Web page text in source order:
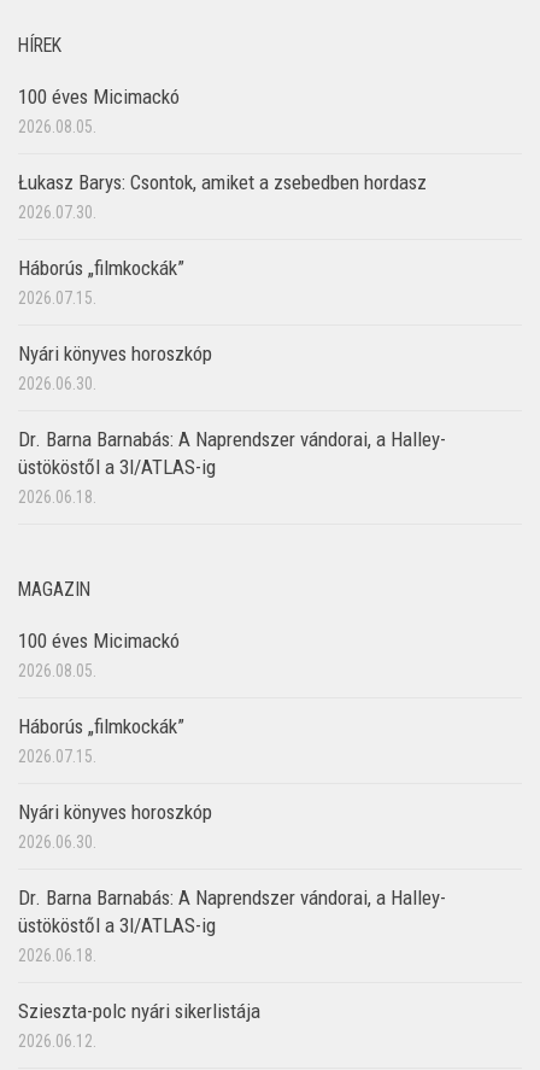
HÍREK
100 éves Micimackó
2026.08.05.
Łukasz Barys: Csontok, amiket a zsebedben hordasz
2026.07.30.
Háborús „filmkockák”
2026.07.15.
Nyári könyves horoszkóp
2026.06.30.
Dr. Barna Barnabás: A Naprendszer vándorai, a Halley-
üstököstől a 3I/ATLAS-ig
2026.06.18.
MAGAZIN
100 éves Micimackó
2026.08.05.
Háborús „filmkockák”
2026.07.15.
Nyári könyves horoszkóp
2026.06.30.
Dr. Barna Barnabás: A Naprendszer vándorai, a Halley-
üstököstől a 3I/ATLAS-ig
2026.06.18.
Szieszta-polc nyári sikerlistája
2026.06.12.